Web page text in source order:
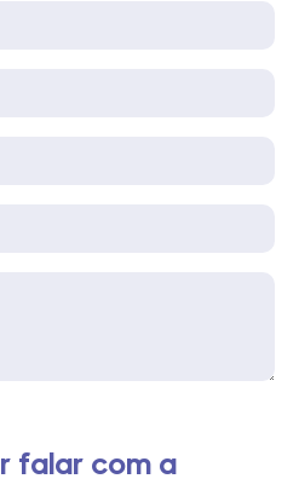
falar com a